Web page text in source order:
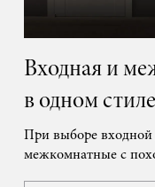
Входная и
в одном стиле
При выборе входной
межкомнатные с